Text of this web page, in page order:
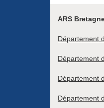
ARS
Département
Département
Département
Département